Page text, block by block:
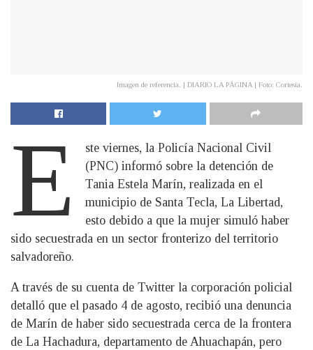
Imagen de referencia. | DIARIO LA PÁGINA | Foto: Cortesía.
E
ste viernes, la Policía Nacional Civil
(PNC) informó sobre la detención de
Tania Estela Marín, realizada en el
municipio de Santa Tecla, La Libertad,
esto debido a que la mujer simuló haber
sido secuestrada en un sector fronterizo del territorio
salvadoreño.
A través de su cuenta de Twitter la corporación policial
detalló que el pasado 4 de agosto, recibió una denuncia
de Marín de haber sido secuestrada cerca de la frontera
de La Hachadura, departamento de Ahuachapán, pero